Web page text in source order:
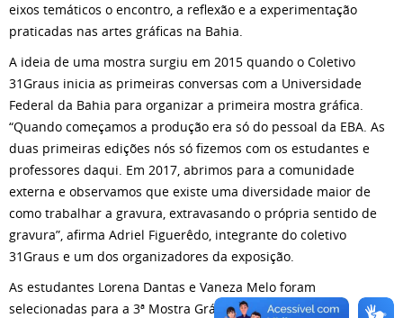
eixos temáticos o encontro, a reflexão e a experimentação
praticadas nas artes gráficas na Bahia.
A ideia de uma mostra surgiu em 2015 quando o Coletivo
31Graus inicia as primeiras conversas com a Universidade
Federal da Bahia para organizar a primeira mostra gráfica.
“Quando começamos a produção era só do pessoal da EBA. As
duas primeiras edições nós só fizemos com os estudantes e
professores daqui. Em 2017, abrimos para a comunidade
externa e observamos que existe uma diversidade maior de
como trabalhar a gravura, extravasando o própria sentido de
gravura”, afirma Adriel Figuerêdo, integrante do coletivo
31Graus e um dos organizadores da exposição.
As estudantes Lorena Dantas e Vaneza Melo foram
selecionadas para a 3ª Mostra Gráfica com trabalhos